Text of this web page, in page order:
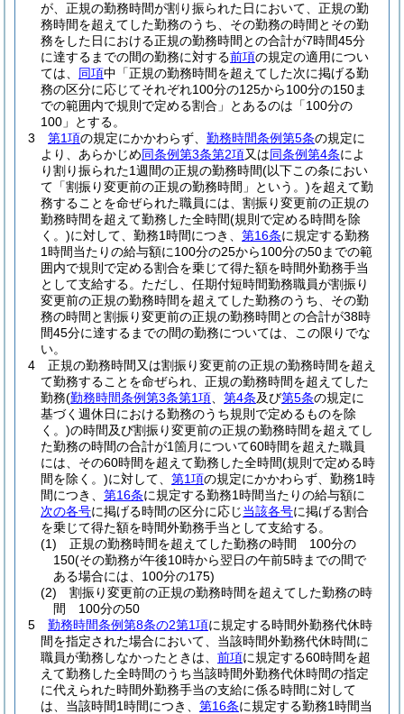
が、正規の勤務時間が割り振られた日において、正規の勤
務時間を超えてした勤務のうち、その勤務の時間とその勤
務をした日における正規の勤務時間との合計が7時間45分
に達するまでの間の勤務に対する前項の規定の適用につい
ては、 同項中「正規の勤務時間を超えてした次に掲げる勤
務の区分に応じてそれぞれ100分の125から100分の150ま
での範囲内で規則で定める割合」とあるのは「100分の
100」とする。
3
第1項の規定にかかわらず、 勤務時間条例第5条の規定に
より、あらかじめ同条例第3条第2項又は同条例第4条によ
り割り振られた1週間の正規の勤務時間(以下この条におい
て「割振り変更前の正規の勤務時間」という。)を超えて勤
務することを命ぜられた職員には、割振り変更前の正規の
勤務時間を超えて勤務した全時間(規則で定める時間を除
く。)に対して、勤務1時間につき、 第16条に規定する勤務
1時間当たりの給与額に100分の25から100分の50までの範
囲内で規則で定める割合を乗じて得た額を時間外勤務手当
として支給する。 ただし、任期付短時間勤務職員が割振り
変更前の正規の勤務時間を超えてした勤務のうち、その勤
務の時間と割振り変更前の正規の勤務時間との合計が38時
間45分に達するまでの間の勤務については、この限りでな
い。
4
正規の勤務時間又は割振り変更前の正規の勤務時間を超え
て勤務することを命ぜられ、正規の勤務時間を超えてした
勤務(勤務時間条例第3条第1項 第4条及び第5条の規定に
基づく週休日における勤務のうち規則で定めるものを除
く。)の時間及び割振り変更前の正規の勤務時間を超えてし
た勤務の時間の合計が1箇月について60時間を超えた職員
には、その60時間を超えて勤務した全時間(規則で定める時
間を除く。)に対して、 第1項の規定にかかわらず、勤務1時
間につき、 第16条に規定する勤務1時間当たりの給与額に
次の各号に掲げる時間の区分に応じ当該各号に掲げる割合
を乗じて得た額を時間外勤務手当として支給する。
(1)
正規の勤務時間を超えてした勤務の時間 100分の
150(その勤務が午後10時から翌日の午前5時までの間で
ある場合には、100分の175)
(2)
割振り変更前の正規の勤務時間を超えてした勤務の時
間 100分の50
5
勤務時間条例第8条の2第1項に規定する時間外勤務代休時
間を指定された場合において、当該時間外勤務代休時間に
職員が勤務しなかったときは、 前項に規定する60時間を超
えて勤務した全時間のうち当該時間外勤務代休時間の指定
に代えられた時間外勤務手当の支給に係る時間に対して
は、当該時間1時間につき、 第16条に規定する勤務1時間当